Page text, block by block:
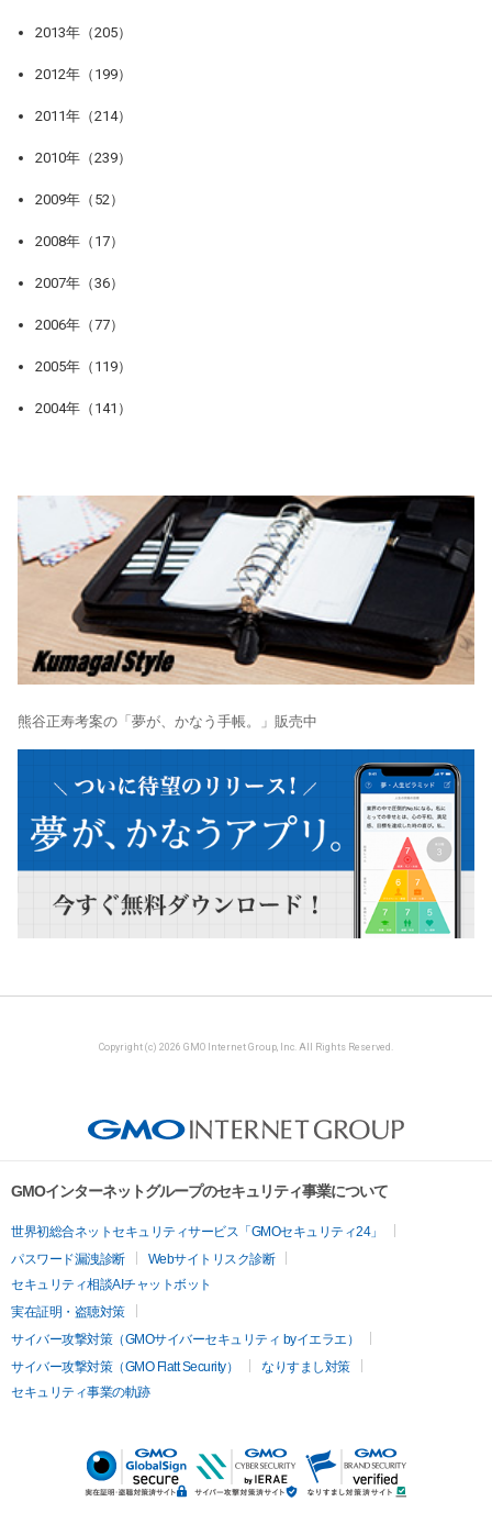
2013年（205）
2012年（199）
2011年（214）
2010年（239）
2009年（52）
2008年（17）
2007年（36）
2006年（77）
2005年（119）
2004年（141）
熊谷正寿考案の「夢が、かなう手帳。」販売中
Copyright (c) 2026 GMO Internet Group, Inc. All Rights Reserved.
GMOインターネットグループのセキュリティ事業について
世界初総合ネットセキュリティサービス「GMOセキュリティ24」
パスワード漏洩診断
Webサイトリスク診断
セキュリティ相談AIチャットボット
実在証明・盗聴対策
サイバー攻撃対策（GMOサイバーセキュリティ byイエラエ）
サイバー攻撃対策（GMO Flatt Security）
なりすまし対策
セキュリティ事業の軌跡